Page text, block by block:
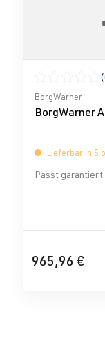
BorgWarner
BorgWarner
Lieferbar in 5
Passt garantiert
965,96 €